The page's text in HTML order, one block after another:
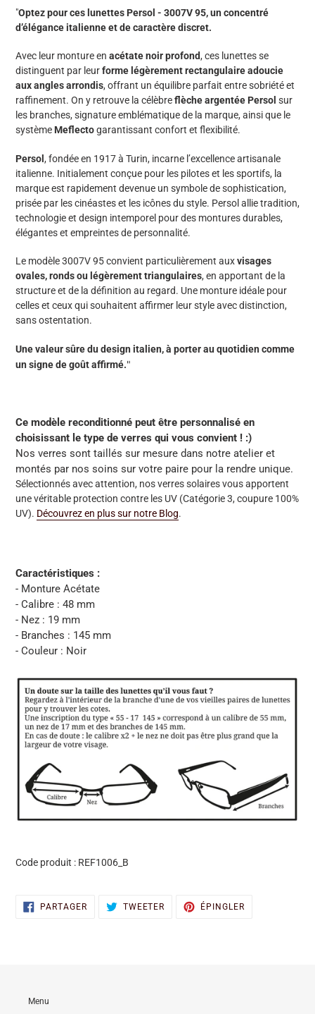
à
votre
panier
"Optez pour ces lunettes Persol - 3007V 95, un concentré
d’élégance italienne et de caractère discret.
Avec leur monture en acétate noir profond, ces lunettes se
distinguent par leurforme légèrement rectangulaire adoucie
aux angles arrondis, offrant un équilibre parfait entre sobriété et
raffinement. On y retrouve la célèbreflèche argentée Persol sur
les branches, signature emblématique de la marque, ainsi que le
système Meflectogarantissant confort et flexibilité.
Persol , fondée en 1917 à Turin, incarne l’excellence artisanale
italienne. Initialement conçue pour les pilotes et les sportifs, la
marque est rapidement devenue un symbole de sophistication,
prisée par les cinéastes et les icônes du style. Persol allie tradition,
technologie et design intemporel pour des montures durables,
élégantes et empreintes de personnalité.
Le modèle 3007V 95 convient particulièrement auxvisages
ovales, ronds ou légèrement triangulaires, en apportant de la
structure et de la définition au regard. Une monture idéale pour
celles et ceux qui souhaitent affirmer leur style avec distinction,
sans ostentation.
Une valeur sûre du design italien, à porter au quotidien comme
un signe de goût affirmé."
Ce modèle reconditionné peut être personnalisé en
choisissant le type de verres qui vous convient ! :)
Nos verres sont taillés sur mesure dans notre atelier et
montés par nos soins sur votre paire pour la rendre unique.
Sélectionnés avec attention, nos verres solaires vous apportent
une véritable protection contre les UV (Catégorie 3, coupure 100%
UV). Découvrez en plus sur notre Blog.
Caractéristiques :
- Monture Acétate
- Calibre : 48 mm
- Nez : 19 mm
- Branches : 145 mm
- Couleur : Noir
Code produit : REF1006_B
PARTAGERPARTAGER
SUR
TWEETER TWEETERÉPINGLER
Menu